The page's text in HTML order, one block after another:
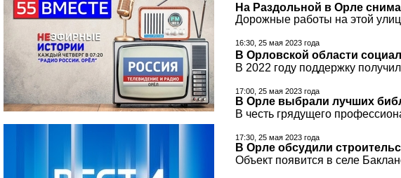
На Раздольной в Орле
Дорожные работы на этой
16:30, 25 мая 2023 года
В Орловской области
В 2022 году поддержку
17:00, 25 мая 2023 года
В Орле выбрали лучших
В честь грядущего
17:30, 25 мая 2023 года
В Орле обсудили
Объект появится в селе